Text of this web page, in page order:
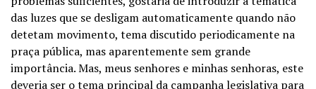
das luzes que se desligam automaticamente quando não
detetam movimento, tema discutido periodicamente na
praça pública, mas aparentemente sem grande
importância. Mas, meus senhores e minhas senhoras, este
deveria ser o tema principal da campanha legislativa para